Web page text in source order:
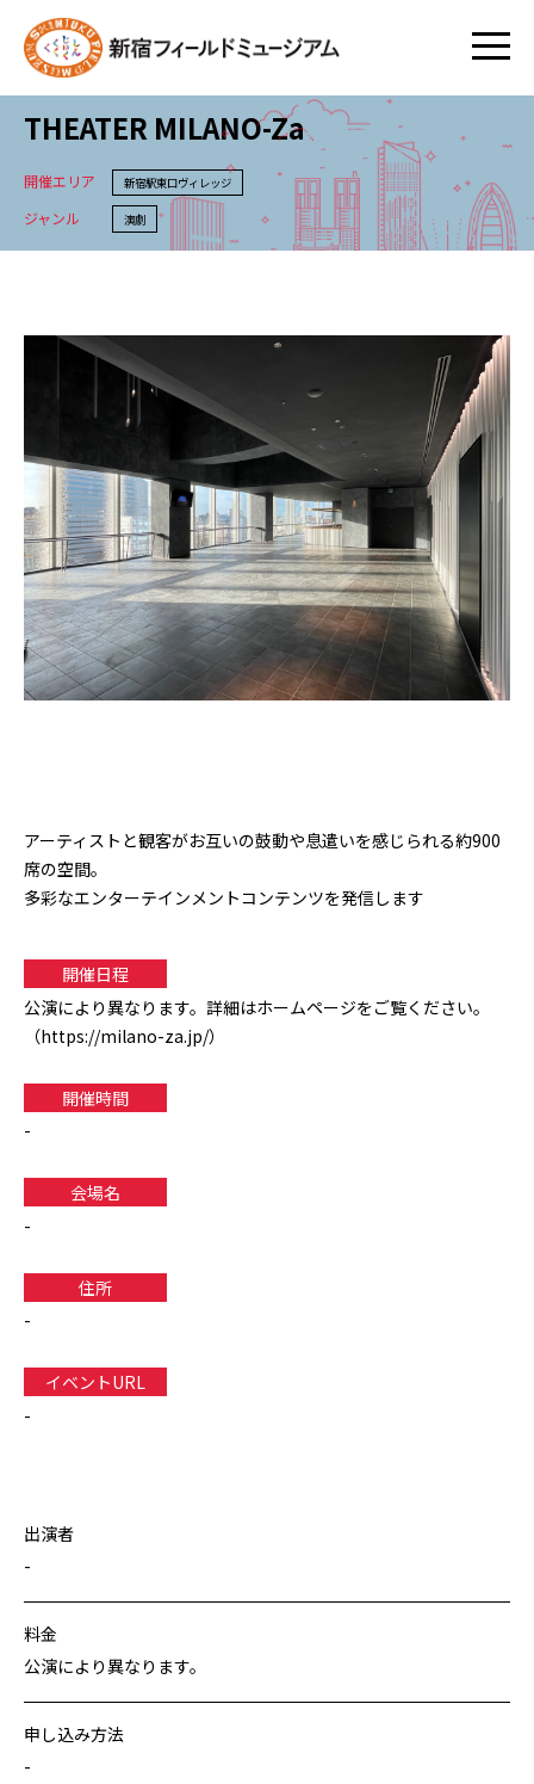
THEATER MILANO-Za
開催エリア 新宿駅東口ヴィレッジ
ジャンル 演劇
アーティストと観客がお互いの鼓動や息遣いを感じられる約900
席の空間。
多彩なエンターテインメントコンテンツを発信します
開催日程
公演により異なります。詳細はホームページをご覧ください。
（https://milano-za.jp/）
開催時間
-
会場名
-
住所
-
イベントURL
-
出演者
-
料金
公演により異なります。
申し込み方法
-